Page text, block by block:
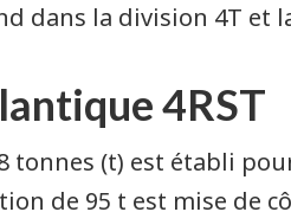
dans la division 4T et
4RST
tonnes (t) est établi
de 95 t est mise de